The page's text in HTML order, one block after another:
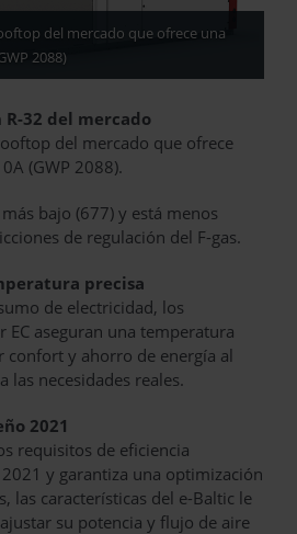
del mercado que ofrece una
2088)
32 del mercado
del mercado que ofrece
(GWP 2088).
bajo (677) y está menos
de regulación del F-gas.
precisa
de electricidad, los
aseguran una temperatura
confort y ahorro de energía al
las necesidades reales.
2021
requisitos de eficiencia
y garantiza una optimización
las características del e-Baltic le
su potencia y flujo de aire